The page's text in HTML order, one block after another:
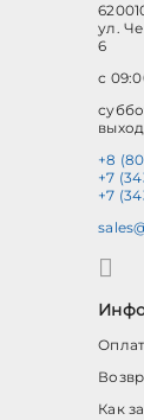
ул.
6
с
+8
+7
+7
Как